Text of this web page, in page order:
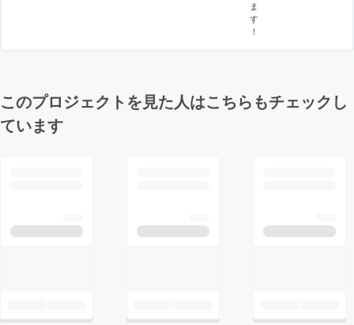
ま
す
！
このプロジェクトを見た人はこちらもチェックし
ています